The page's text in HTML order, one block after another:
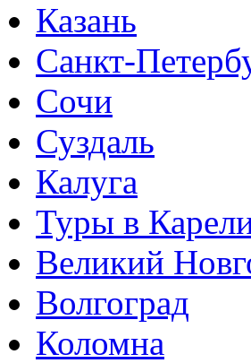
Казань
Санкт-
Сочи
Суздаль
Калуга
Туры в
Великий
Волгоград
Коломна